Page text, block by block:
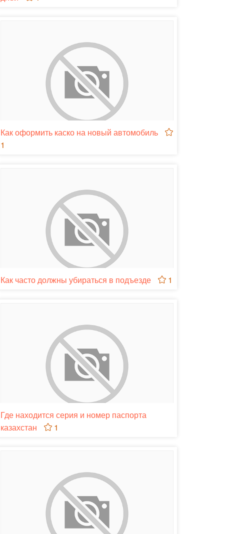
Как оформить каско на новый автомобиль
1
Как часто должны убираться в подъезде 1
Где находится серия и номер паспорта
казахстан
1